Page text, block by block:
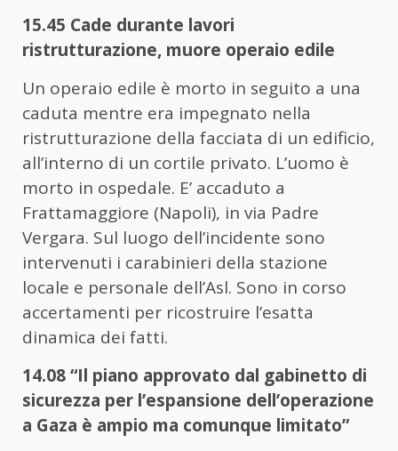
15.45 Cade durante lavori
ristrutturazione, muore operaio edile
Un operaio edile è morto in seguito a una
caduta mentre era impegnato nella
ristrutturazione della facciata di un edificio,
all’interno di un cortile privato. L’uomo è
morto in ospedale. E’ accaduto a
Frattamaggiore (Napoli), in via Padre
Vergara. Sul luogo dell’incidente sono
intervenuti i carabinieri della stazione
locale e personale dell’Asl. Sono in corso
accertamenti per ricostruire l’esatta
dinamica dei fatti.
14.08 “Il piano approvato dal gabinetto di
sicurezza per l’espansione dell’operazione
a Gaza è ampio ma comunque limitato”